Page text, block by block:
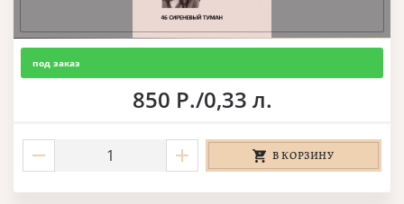
под заказ
850 Р./0,33 л.
В КОРЗИНУ